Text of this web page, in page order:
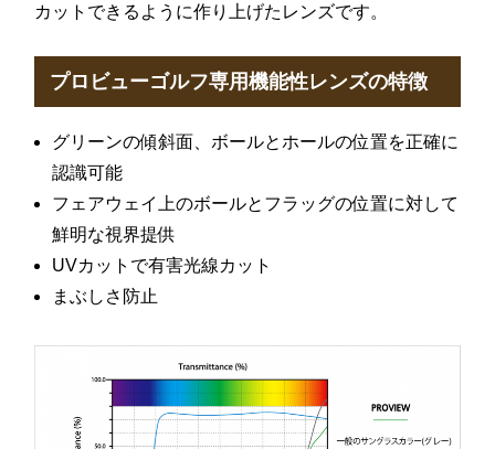
カットできるように作り上げたレンズです。
プロビューゴルフ専用機能性レンズの特徴
グリーンの傾斜面、ボールとホールの位置を正確に
認識可能
フェアウェイ上のボールとフラッグの位置に対して
鮮明な視界提供
UVカットで有害光線カット
まぶしさ防止